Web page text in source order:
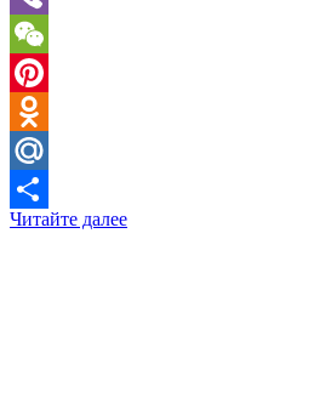
Viber
WeChat
Pinterest
Odnoklassniki
Mail.Ru
Отправить
Читайте далее